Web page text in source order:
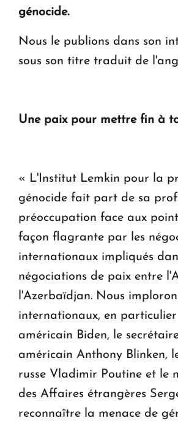
génocide.
Nous le publions dans son
sous son titre traduit de
Une paix pour mettre fin à
« L'Institut Lemkin pour la
génocide fait part de sa
préoccupation face aux
façon flagrante par les
internationaux impliqués
négociations de paix entre
l'Azerbaïdjan. Nous
internationaux, en
américain Biden, le
américain Anthony Blinken,
russe Vladimir Poutine et le
des Affaires étrangères
reconnaître la menace de